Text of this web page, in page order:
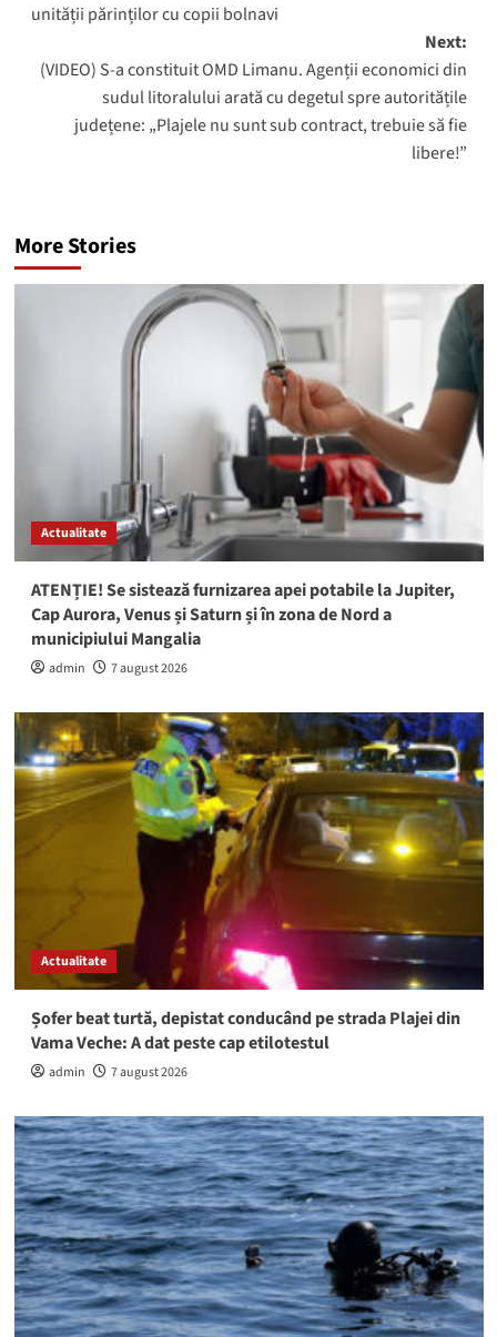
unității părinților cu copii bolnavi
Next:
(VIDEO) S-a constituit OMD Limanu. Agenții economici din
sudul litoralului arată cu degetul spre autoritățile
județene: „Plajele nu sunt sub contract, trebuie să fie
libere!”
More Stories
Actualitate
ATENȚIE! Se sistează furnizarea apei potabile la Jupiter,
Cap Aurora, Venus și Saturn și în zona de Nord a
municipiului Mangalia
admin 7 august 2026
Actualitate
Șofer beat turtă, depistat conducând pe strada Plajei din
Vama Veche: A dat peste cap etilotestul
admin 7 august 2026